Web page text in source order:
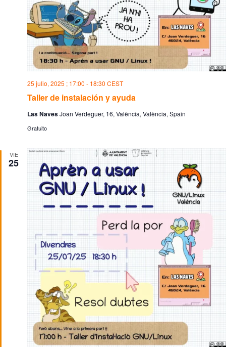
Taller de instalación y ayuda
25 julio, 2025 ; 17:00 - 18:30 CEST
Las NavesJoan Verdeguer, 16, València, València, Spain
Gratuito
VIE
25